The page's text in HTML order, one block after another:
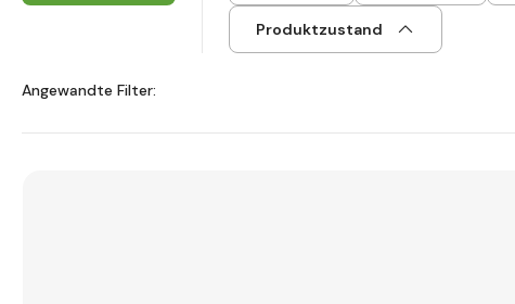
Produktzustand
Angewandte Filter: